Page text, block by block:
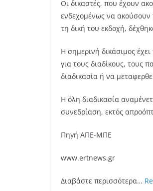
Οι δικαστές, που έχουν
ενδεχομένως να
τη δική του εκδοχή,
Η σημερινή δικάσιμος
για τους διαδίκους, τους
διαδικασία ή να
Η όλη διαδικασία
συνεδρίαση, εκτός
Πηγή ΑΠΕ-ΜΠΕ
www.ertnews.gr
Διαβάστε περισσότερα…